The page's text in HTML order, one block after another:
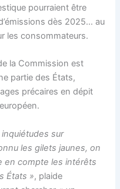
pourraient être
dès 2025… au
les consommateurs.
la Commission est
partie des États,
précaires en dépit
sur
les gilets jaunes, on
en compte les intérêts
États », plaide